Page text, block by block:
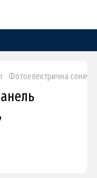
Фотоелектрична